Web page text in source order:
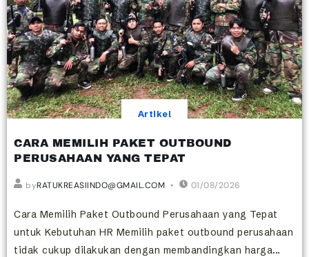
Artikel
CARA MEMILIH PAKET OUTBOUND
PERUSAHAAN YANG TEPAT
byRATUKREASIINDO@GMAIL.COM 01/08/2026
Cara Memilih Paket Outbound Perusahaan yang Tepat
untuk Kebutuhan HR Memilih paket outbound perusahaan
tidak cukup dilakukan dengan membandingkan harga...